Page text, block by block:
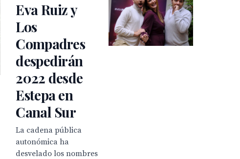
Eva Ruiz y
Los
Compadres
despedirán
2022 desde
Estepa en
Canal Sur
La cadena pública
autonómica ha
desvelado los nombres